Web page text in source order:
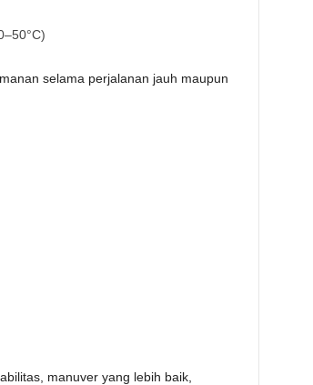
selama perjalanan jauh maupun
manuver yang lebih baik,